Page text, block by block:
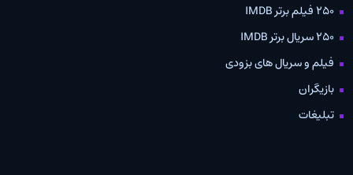
250 فیلم برتر IMDB
250 سریال برتر IMDB
فیلم و سریال های بزودی
بازیگران
تبلیغات